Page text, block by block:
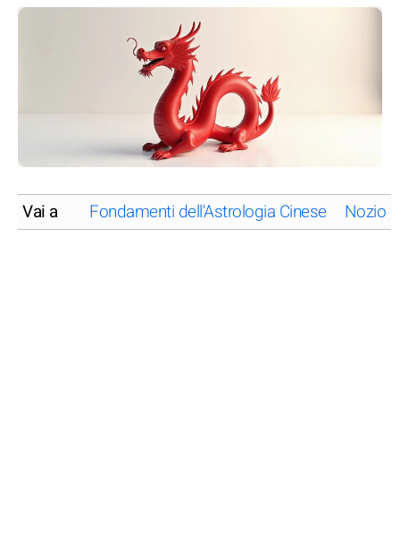
Vai a Fondamenti dell'Astrologia Cinese